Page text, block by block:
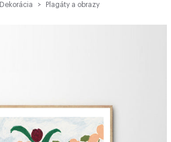
Dekorácia Plagáty a obrazy